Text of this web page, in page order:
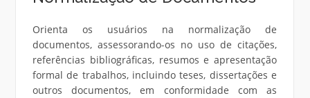
Orienta os usuários na normalização de
documentos, assessorando-os no uso de citações,
referências bibliográficas, resumos e apresentação
formal de trabalhos, incluindo teses, dissertações e
outros documentos, em conformidade com as